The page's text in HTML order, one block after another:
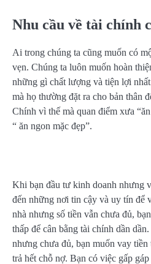
Nhu cầu về tài chính
Ai trong chúng ta cũng muốn có
vẹn. Chúng ta luôn muốn hoàn
những gì chất lượng và tiện lợi
mà họ thường đặt ra cho bản thân
Chính vì thế mà quan điểm xưa
“ ăn ngon mặc đẹp”.
Khi bạn đầu tư kinh doanh nhưng
đến những nơi tin cậy và uy tín để
nhà nhưng số tiền vẫn chưa đủ,
thấp để cân bằng tài chính dần
nhưng chưa đủ, bạn muốn vay tiền
trả hết chỗ nợ. Bạn có việc gấp